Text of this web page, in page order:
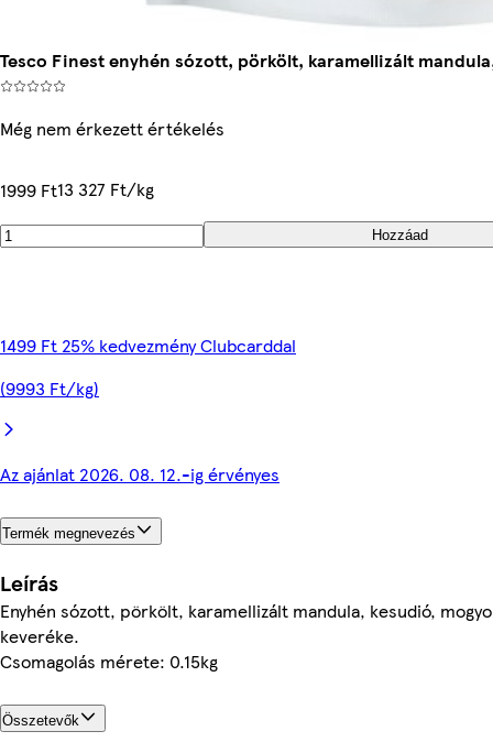
Tesco Finest enyhén sózott, pörkölt, karamellizált
Még nem érkezett értékelés
1999 Ft13 327 Ft/kg
Hozzáad
1499 Ft 25% kedvezmény Clubcarddal
(9993 Ft/kg)
Az ajánlat 2026. 08. 12.-ig érvényes
Termék megnevezés
Leírás
Enyhén sózott, pörkölt, karamellizált mandula, kesudió,
keveréke.
Csomagolás mérete: 0.15kg
Összetevők